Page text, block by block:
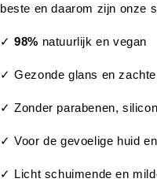
beste en daarom zijn onze
✓98% natuurlijk en vegan
✓ Gezonde glans en
✓ Zonder parabenen,
✓ Voor de gevoelige huid
✓ Licht schuimende en